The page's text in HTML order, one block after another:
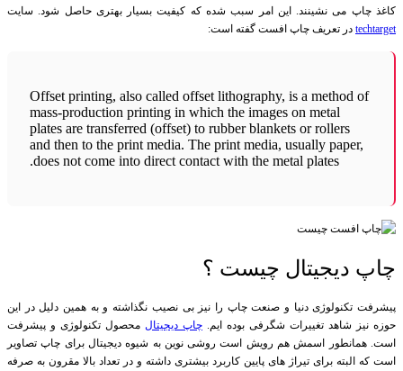
کاغذ چاپ می نشینند. این امر سبب شده که کیفیت بسیار بهتری حاصل شود. سایت
techtarget در تعریف چاپ افست گفته است:
Offset printing, also called offset lithography, is a method of
mass-production printing in which the images on metal
plates are transferred (offset) to rubber blankets or rollers
and then to the print media. The print media, usually paper,
does not come into direct contact with the metal plates.
چاپ دیجیتال چیست ؟
پیشرفت تکنولوژی دنیا و صنعت چاپ را نیز بی نصیب نگذاشته و به همین دلیل در این
حوزه نیز شاهد تغییرات شگرفی بوده ایم. چاپ دیجیتال محصول تکنولوژی و پیشرفت
است. همانطور اسمش هم رویش است روشی نوین به شیوه دیجیتال برای چاپ تصاویر
است که البته برای تیراژ های پایین کاربرد بیشتری داشته و در تعداد بالا مقرون به صرفه